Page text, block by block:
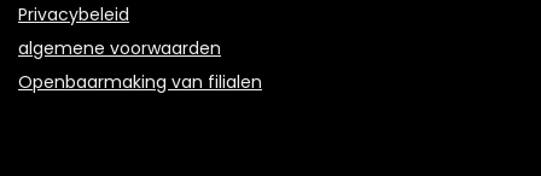
Privacybeleid
algemene voorwaarden
Openbaarmaking van filialen